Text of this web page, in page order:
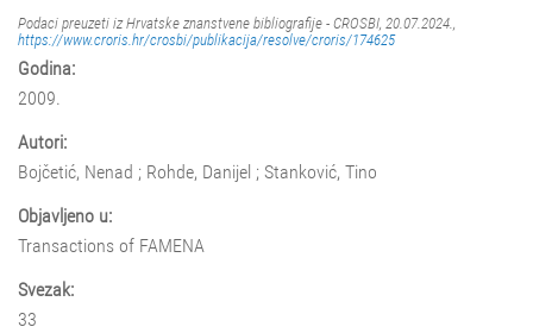
Podaci preuzeti iz Hrvatske znanstvene bibliografije - CROSBI, 20.07.2024.,
https://www.croris.hr/crosbi/publikacija/resolve/croris/174625
Godina:
2009.
Autori:
Bojčetić, Nenad ; Rohde, Danijel ; Stanković, Tino
Objavljeno u:
Transactions of FAMENA
Svezak:
33